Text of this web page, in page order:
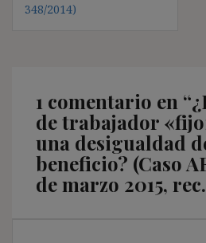
348/2014)
1 comentario en “
de trabajador
una desigualdad
beneficio? (Caso
de marzo 2015,